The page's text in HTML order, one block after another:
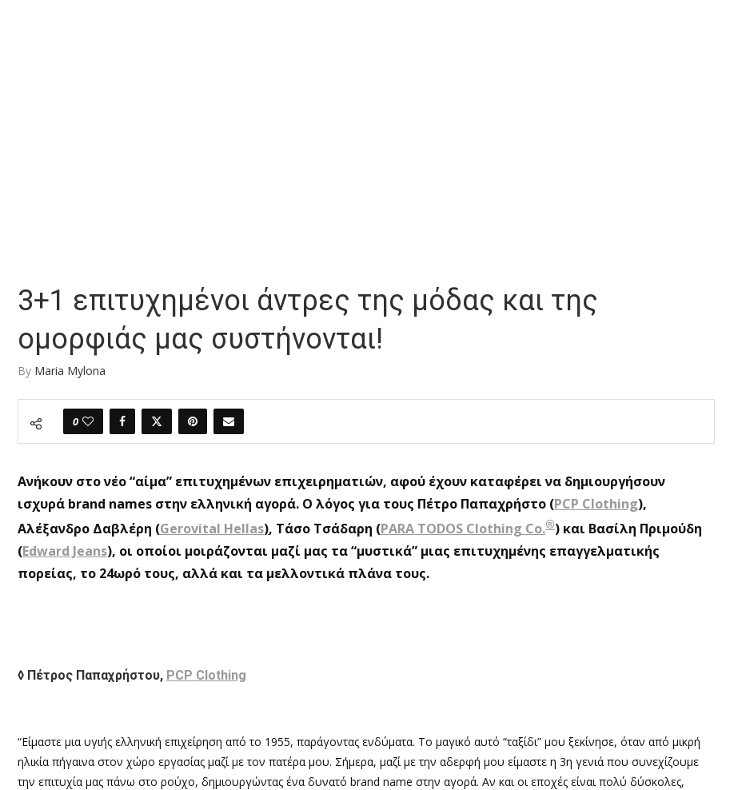
3+1 επιτυχημένοι άντρες της μόδας και της
ομορφιάς μας συστήνονται!
By Maria Mylona
0
Ανήκουν στο νέο “αίμα” επιτυχημένων επιχειρηματιών, αφού έχουν καταφέρει να δημιουργήσουν
ισχυρά brand names στην ελληνική αγορά. Ο λόγος για τους Πέτρο Παπαχρήστο (PCP Clothing),
Aλέξανδρο Δαβλέρη (Gerovital Hellas), Τάσο Τσάδαρη (PARA TODOS Clothing Co.®) και Βασίλη Πριμούδη
(Edward Jeans), οι οποίοι μοιράζονται μαζί μας τα “μυστικά” μιας επιτυχημένης επαγγελματικής
πορείας, το 24ωρό τους, αλλά και τα μελλοντικά πλάνα τους.
◊ Πέτρος Παπαχρήστου, PCP Clothing
“Είμαστε μια υγιής ελληνική επιχείρηση από το 1955, παράγοντας ενδύματα. Το μαγικό αυτό “ταξίδι” μου ξεκίνησε, όταν από μικρή
ηλικία πήγαινα στον χώρο εργασίας μαζί με τον πατέρα μου. Σήμερα, μαζί με την αδερφή μου είμαστε η 3η γενιά που συνεχίζουμε
την επιτυχία μας πάνω στο ρούχο, δημιουργώντας ένα δυνατό brand name στην αγορά. Αν και οι εποχές είναι πολύ δύσκολες,